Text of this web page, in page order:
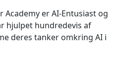
Academy er AI-Entusiast og
hjulpet hundredevis af
deres tanker omkring AI i